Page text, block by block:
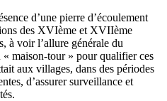
d’une pierre d’écoulement
des XVIème et XVIIème
à voir l’allure générale du
« maison-tour » pour qualifier ces
aux villages, dans des périodes
d’assurer surveillance et